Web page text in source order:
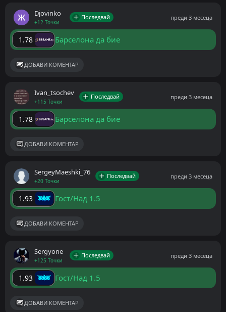
Djovinko
+12 Точки
Последвай преди 3 месеца
1.78 Барселона да бие
ДОБАВИ КОМЕНТАР
Ivan_tsochev
+115 Точки
Последвай преди 3 месеца
1.78 Барселона да бие
ДОБАВИ КОМЕНТАР
SergeyMaeshki_76
+20 Точки
Последвай преди 3 месеца
1.93 Гост/Над 1.5
ДОБАВИ КОМЕНТАР
Sergyone
+125 Точки
Последвай преди 3 месеца
1.93 Гост/Над 1.5
ДОБАВИ КОМЕНТАР